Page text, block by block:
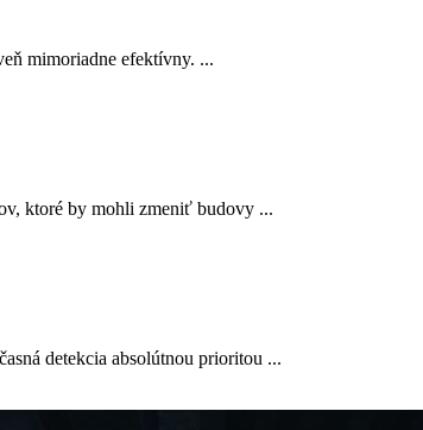
mimoriadne efektívny. ...
ktoré by mohli zmeniť budovy ...
detekcia absolútnou prioritou ...